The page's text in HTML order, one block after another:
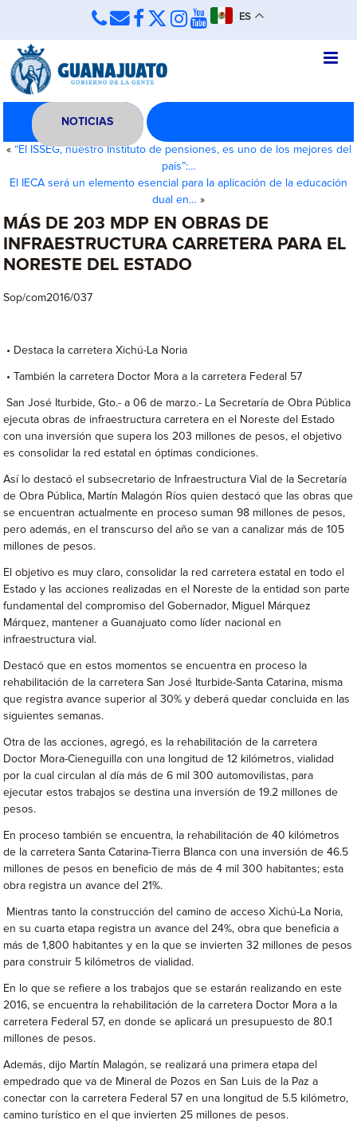
ES
NOTICIAS
« “El ISSEG, nuestro Instituto de pensiones, es uno de los mejores del
país”:…
El IECA será un elemento esencial para la aplicación de la educación
dual en… »
MÁS DE 203 MDP EN OBRAS DE
INFRAESTRUCTURA CARRETERA PARA EL
NORESTE DEL ESTADO
Sop/com2016/037
• Destaca la carretera Xichú-La Noria
• También la carretera Doctor Mora a la carretera Federal 57
San José Iturbide, Gto.- a 06 de marzo.- La Secretaría de Obra Pública
ejecuta obras de infraestructura carretera en el Noreste del Estado
con una inversión que supera los 203 millones de pesos, el objetivo
es consolidar la red estatal en óptimas condiciones.
Así lo destacó el subsecretario de Infraestructura Vial de la Secretaría
de Obra Pública, Martín Malagón Ríos quien destacó que las obras que
se encuentran actualmente en proceso suman 98 millones de pesos,
pero además, en el transcurso del año se van a canalizar más de 105
millones de pesos.
El objetivo es muy claro, consolidar la red carretera estatal en todo el
Estado y las acciones realizadas en el Noreste de la entidad son parte
fundamental del compromiso del Gobernador, Miguel Márquez
Márquez, mantener a Guanajuato como líder nacional en
infraestructura vial.
Destacó que en estos momentos se encuentra en proceso la
rehabilitación de la carretera San José Iturbide-Santa Catarina, misma
que registra avance superior al 30% y deberá quedar concluida en las
siguientes semanas.
Otra de las acciones, agregó, es la rehabilitación de la carretera
Doctor Mora-Cieneguilla con una longitud de 12 kilómetros, vialidad
por la cual circulan al día más de 6 mil 300 automovilistas, para
ejecutar estos trabajos se destina una inversión de 19.2 millones de
pesos.
En proceso también se encuentra, la rehabilitación de 40 kilómetros
de la carretera Santa Catarina-Tierra Blanca con una inversión de 46.5
millones de pesos en beneficio de más de 4 mil 300 habitantes; esta
obra registra un avance del 21%.
Mientras tanto la construcción del camino de acceso Xichú-La Noria,
en su cuarta etapa registra un avance del 24%, obra que beneficia a
más de 1,800 habitantes y en la que se invierten 32 millones de pesos
para construir 5 kilómetros de vialidad.
En lo que se refiere a los trabajos que se estarán realizando en este
2016, se encuentra la rehabilitación de la carretera Doctor Mora a la
carretera Federal 57, en donde se aplicará un presupuesto de 80.1
millones de pesos.
Además, dijo Martín Malagón, se realizará una primera etapa del
empedrado que va de Mineral de Pozos en San Luis de la Paz a
conectar con la carretera Federal 57 en una longitud de 5.5 kilómetro,
camino turístico en el que invierten 25 millones de pesos.